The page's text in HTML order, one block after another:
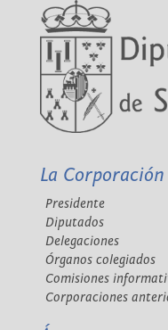
La Corporación
Presidente
Diputados
Delegaciones
Órganos colegiados
Comisiones
Corporaciones